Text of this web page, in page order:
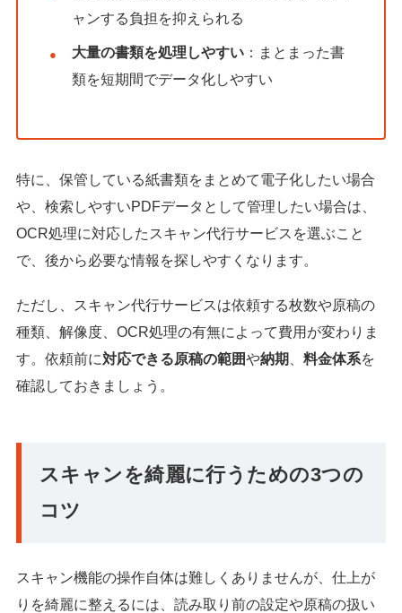
ャンする負担を抑えられる
大量の書類を処理しやすい：まとまった書
類を短期間でデータ化しやすい
特に、保管している紙書類をまとめて電子化したい場合
や、検索しやすいPDFデータとして管理したい場合は、
OCR処理に対応したスキャン代行サービスを選ぶこと
で、後から必要な情報を探しやすくなります。
ただし、スキャン代行サービスは依頼する枚数や原稿の
種類、解像度、OCR処理の有無によって費用が変わりま
す。依頼前に対応できる原稿の範囲や納期 料金体系を
確認しておきましょう。
スキャンを綺麗に行うための3つの
コツ
スキャン機能の操作自体は難しくありませんが、仕上が
りを綺麗に整えるには、読み取り前の設定や原稿の扱い